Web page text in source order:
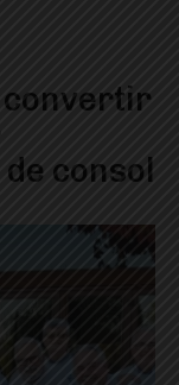
convertir
consol